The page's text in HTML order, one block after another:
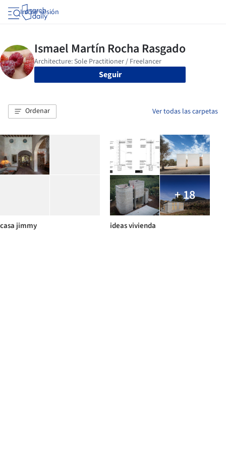
Iniciar sesión
Seguir
Ordenar Ver todas las carpetas
casa jimmy
+ 18
ideas vivienda